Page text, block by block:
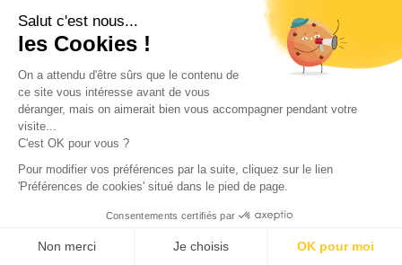
Salut c'est nous...
les Cookies !
On a attendu d'être sûrs que le contenu de
ce site vous intéresse avant de vous
déranger, mais on aimerait bien vous accompagner pendant votre
visite...
C'est OK pour vous ?
Pour modifier vos préférences par la suite, cliquez sur le lien
'Préférences de cookies' situé dans le pied de page.
Consentements certifiés par
Non merci Je choisis OK pour moi
GrandAudition Créteil
25 avenue du Général Pierre Billotte, 94000 Créteil